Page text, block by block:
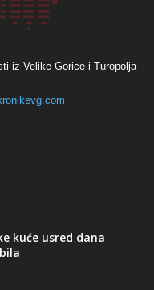
iz Velike Gorice i Turopolja
kuće usred dana